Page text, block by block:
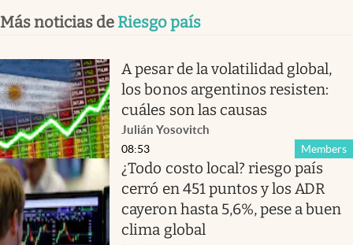
Más noticias de Riesgo país
A pesar de la volatilidad global,
los bonos argentinos resisten:
cuáles son las causas
Julián Yosovitch
Members
08:53
¿Todo costo local? riesgo país
cerró en 451 puntos y los ADR
cayeron hasta 5,6%, pese a buen
clima global